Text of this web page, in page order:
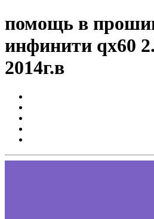
помощь в
инфинити qx60
2014г.в